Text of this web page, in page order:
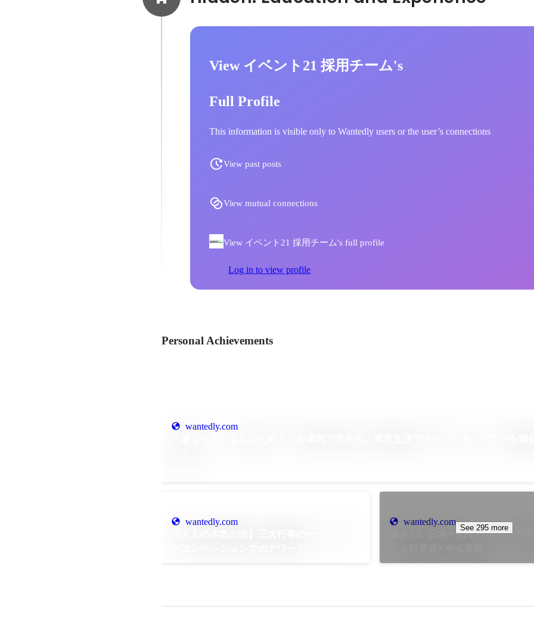
View イベント21 採用チーム's
Full Profile
This information is visible only to Wantedly users or the user’s connections
View past posts
View mutual connections
View イベント21 採用チーム's full profile
Log in to view profile
Personal Achievements
wantedly.com
wantedly.com wantedly.com
働きがい日本一のイベント21が
See 295 more